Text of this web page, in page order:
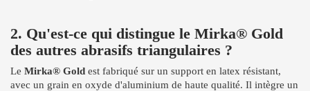
2. Qu'est-ce qui distingue le Mirka® Gold
des autres abrasifs triangulaires ?
Le Mirka® Gold est fabriqué sur un support en latex résistant,
avec un grain en oxyde d'aluminium de haute qualité. Il intègre un